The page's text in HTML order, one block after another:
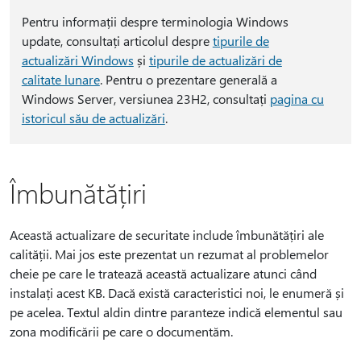
Pentru informații despre terminologia Windows
update, consultați articolul despretipurile de
actualizări Windows și tipurile de actualizări de
calitate lunare. Pentru o prezentare generală a
Windows Server, versiunea 23H2, consultați pagina cu
istoricul său de actualizări.
Îmbunătățiri
Această actualizare de securitate include îmbunătățiri ale
calității. Mai jos este prezentat un rezumat al problemelor
cheie pe care le tratează această actualizare atunci când
instalați acest KB. Dacă există caracteristici noi, le enumeră și
pe acelea. Textul aldin dintre paranteze indică elementul sau
zona modificării pe care o documentăm.